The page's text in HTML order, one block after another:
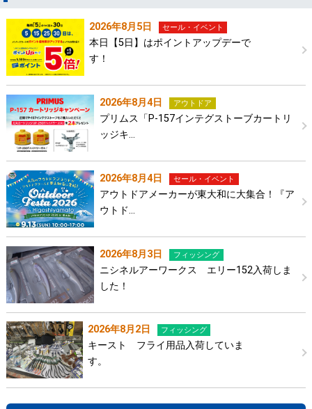
2026年8月5日 セール・イベント
本日【5日】はポイントアップデーで
す！
2026年8月4日 アウトドア
プリムス「P-157インテグストーブカートリ
ッジキ…
2026年8月4日 セール・イベント
アウトドアメーカーが東大和に大集合！『ア
ウトド…
2026年8月3日 フィッシング
ニシネルアーワークス エリー152入荷しま
した！
2026年8月2日 フィッシング
キースト フライ用品入荷していま
す。